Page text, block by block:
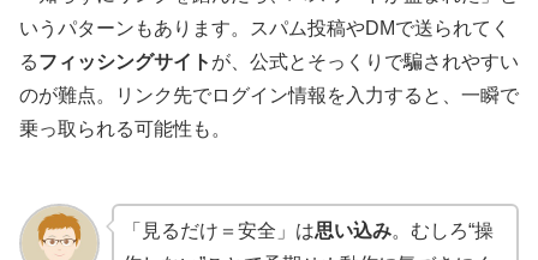
いうパターンもあります。スパム投稿やDMで送られてく
るフィッシングサイト が、公式とそっくりで騙されやすい
のが難点。リンク先でログイン情報を入力すると、一瞬で
乗っ取られる可能性も。
「見るだけ＝安全」は思い込み。むしろ“操